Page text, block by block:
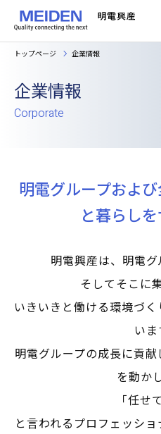
トップページ 企業情報
企業情報
Corporate
明電グループおよ
と暮らしを
明電興産は、明電グ
そしてそこに
いきいきと働ける環境づ
いま
明電グループの成長に貢
を動か
「任せ
と言われるプロフェッシ